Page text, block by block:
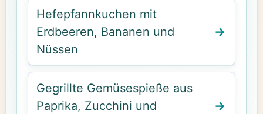
Hefepfannkuchen mit
Erdbeeren, Bananen und
Nüssen
Gegrillte Gemüsespieße aus
Paprika, Zucchini und